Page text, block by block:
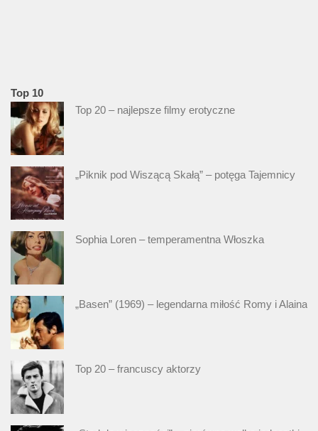
Top 10
Top 20 – najlepsze filmy erotyczne
„Piknik pod Wiszącą Skałą” – potęga Tajemnicy
Sophia Loren – temperamentna Włoszka
„Basen” (1969) – legendarna miłość Romy i Alaina
Top 20 – francuscy aktorzy